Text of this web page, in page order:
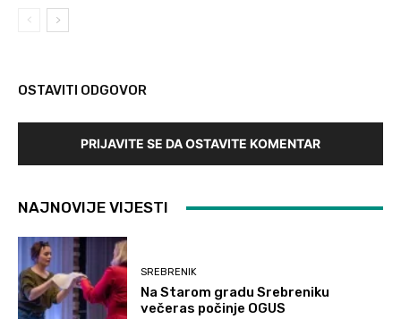
OSTAVITI ODGOVOR
PRIJAVITE SE DA OSTAVITE KOMENTAR
NAJNOVIJE VIJESTI
SREBRENIK
Na Starom gradu Srebreniku
večeras počinje OGUS